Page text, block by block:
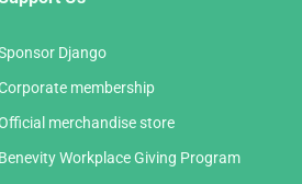
Django
membership
merchandise store
Benevity Workplace Giving Program